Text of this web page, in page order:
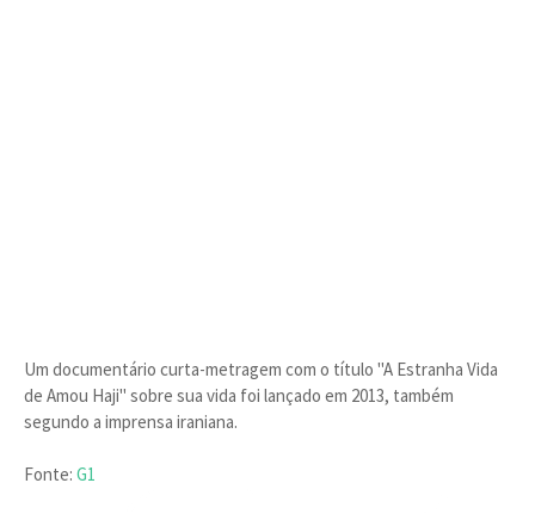
Um documentário curta-metragem com o título "A Estranha Vida
de Amou Haji" sobre sua vida foi lançado em 2013, também
segundo a imprensa iraniana.
Fonte: G1